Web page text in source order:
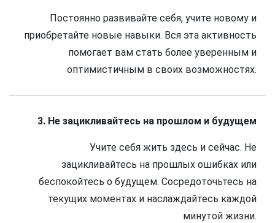
Постоянно развивайте себя, учите новому и
приобретайте новые навыки. Вся эта активность
помогает вам стать более уверенным и
оптимистичным в своих возможностях.
3. Не зацикливайтесь на прошлом и будущем
Учите себя жить здесь и сейчас. Не
зацикливайтесь на прошлых ошибках или
беспокойтесь о будущем. Сосредоточьтесь на
текущих моментах и наслаждайтесь каждой
минутой жизни.